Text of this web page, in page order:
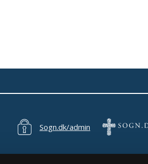
Sogn.dk/admin